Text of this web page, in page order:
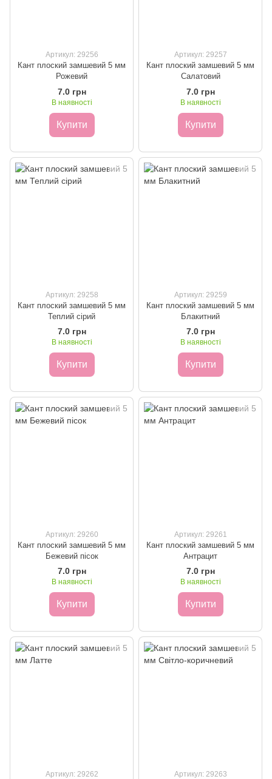
Артикул: 29256
Кант плоский замшевий 5 мм
Рожевий
7.0 грн
В наявності
Купити
Артикул: 29257
Кант плоский замшевий 5 мм
Салатовий
7.0 грн
В наявності
Купити
Артикул: 29258
Кант плоский замшевий 5 мм
Теплий сірий
7.0 грн
В наявності
Купити
Артикул: 29259
Кант плоский замшевий 5 мм
Блакитний
7.0 грн
В наявності
Купити
Артикул: 29260
Кант плоский замшевий 5 мм
Бежевий пісок
7.0 грн
В наявності
Купити
Артикул: 29261
Кант плоский замшевий 5 мм
Антрацит
7.0 грн
В наявності
Купити
Артикул: 29262 Артикул: 29263